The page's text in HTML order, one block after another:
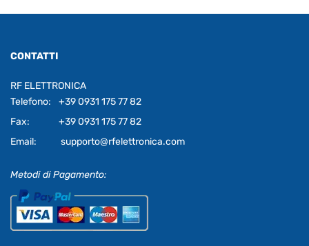
CONTATTI
RF ELETTRONICA
Telefono:
+39 0931 175 77 82
Fax:
+39 0931 175 77 82
Email:
supporto@rfelettronica.com
Metodi di Pagamento: